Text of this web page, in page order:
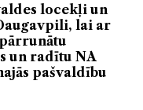
locekļi un
lai ar
un radītu NA
pašvaldību